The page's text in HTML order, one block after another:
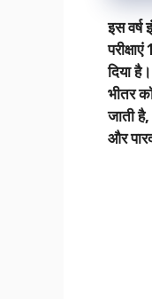
इस वर्ष
दिया
भीतर
जाती
और